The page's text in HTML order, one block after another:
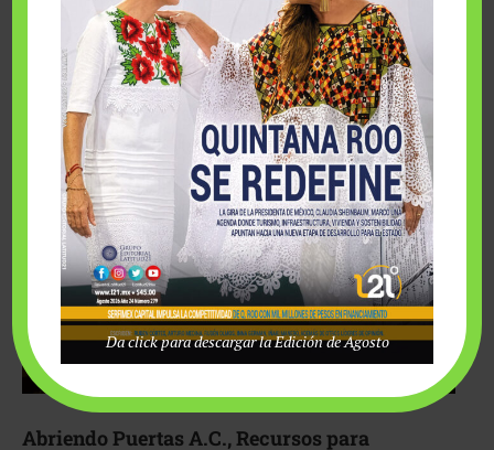
Fairmont Mayakoba y Make-A-Wish México unieron
esfuerzos para hacer realidad el deseo de una …
Abriendo Puertas A.C., Recursos para
Da click para descargar la Edición de Agosto